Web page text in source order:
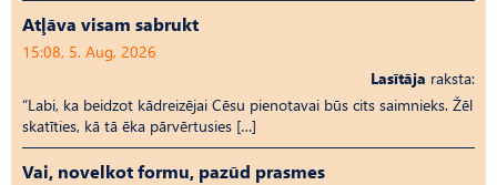
Atļāva visam sabrukt
15:08, 5. Aug, 2026
Lasītāja raksta:
“Labi, ka beidzot kādreizējai Cēsu pienotavai būs cits saimnieks. Žēl
skatīties, kā tā ēka pārvērtusies […]
Vai, novelkot formu, pazūd prasmes